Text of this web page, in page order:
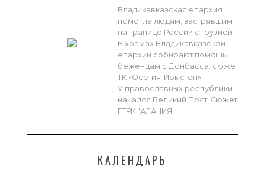
Владикавказская епархия
помогла людям, застрявшим
на границе России с Грузией
В храмах Владикавказской
епархии собирают помощь
беженцам с Донбасса. сюжет
ТК «Осетия-Ирыстон»
У православных республики
начался Великий Пост. Сюжет
ГТРК "АЛАНИЯ"
КАЛЕНДАРЬ